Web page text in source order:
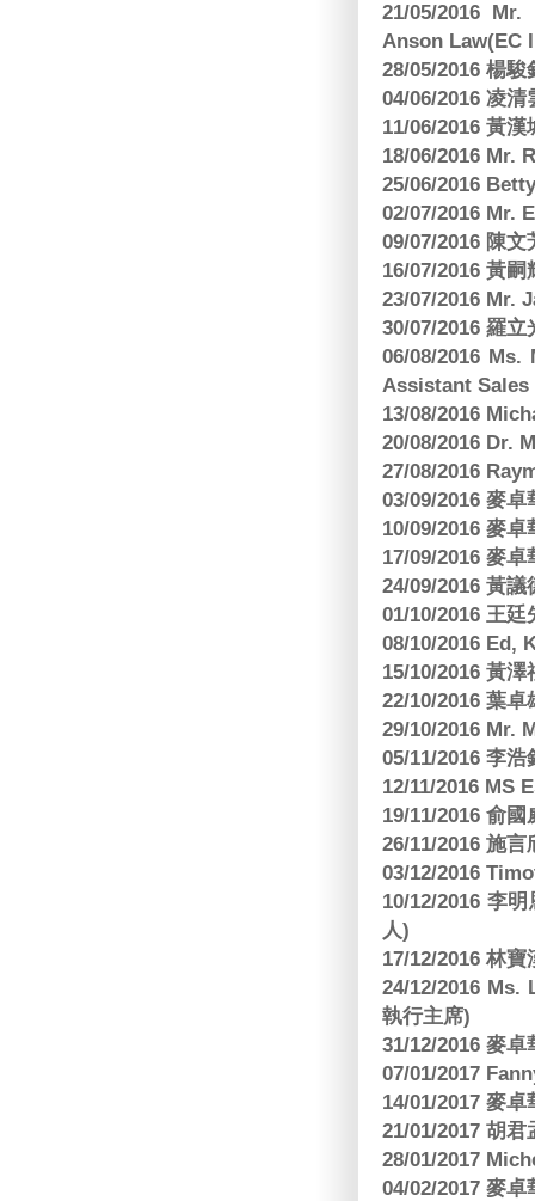
21/05/2016
Anson Law(EC
28/05/2016 楊
04/06/2016 凌
11/06/2016 黃
18/06/2016 Mr.
25/06/2016
02/07/2016 Mr.
09/07/2016 陳
16/07/2016 黃
23/07/2016 Mr.
30/07/2016 羅
06/08/2016
Assistant Sales
13/08/2016
20/08/2016 Dr.
27/08/2016
03/09/2016 麥
10/09/2016 麥
17/09/2016 麥
24/09/2016 黃
01/10/2016 王
08/10/2016 Ed,
15/10/2016 黃
22/10/2016 葉
29/10/2016 Mr.
05/11/2016 李
12/11/2016 MS
19/11/2016 俞
26/11/2016 施
03/12/2016
10/12/2016 李
人)
17/12/2016 林
24/12/2016
執行主席)
31/12/2016 麥
07/01/2017
14/01/2017 麥
21/01/2017 胡
28/01/2017
04/02/2017 麥